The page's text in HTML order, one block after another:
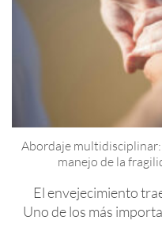
Abordaje multidisciplinar:
manejo de la
El envejecimiento
Uno de los más